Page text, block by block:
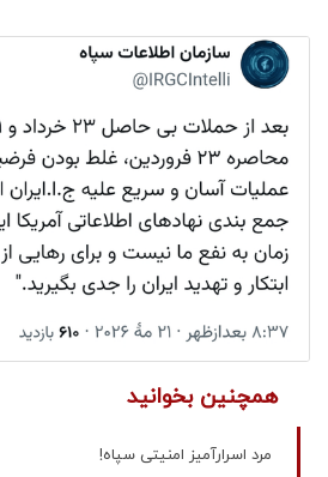
همچنین بخوانید
مرد اسرارآمیز امنیتی سپاه!